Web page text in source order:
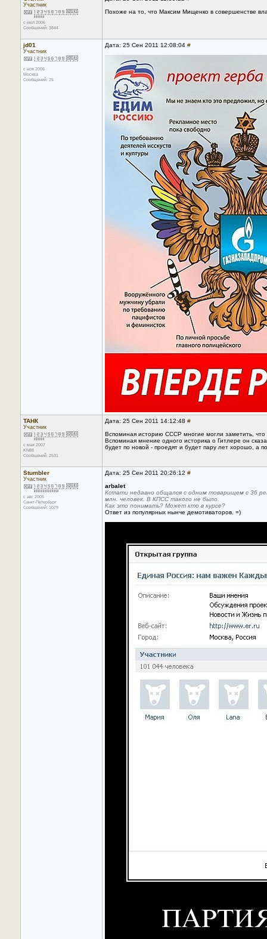
Участник
с июл 2006
Сообщений: 3844
Похоже на то, что Максим Мищенко в совершенстве
jd01
Участник
с ноя 2006
Москва
Сообщений: 25
Дата: 25 Сен 2011 12:08:04 #
ТАНК
Участник
с мая 2007
KN88
Сообщений: 2531
Дата: 25 Сен 2011 14:12:48 #
Вспоминая историю СССР многие могли заметить,
Вспоминая мнение одного историка о Гитлере он
будет по новой - проедят и будет пару лет хорошо, а
Stumbler
Участник
с авг 2005
Санкт-Петербург
Сообщений: 1079
Дата: 25 Сен 2011 20:26:12 #
arbalet
Кстати недавно общался с одним товарищем с 36
млн. человек. В КПСС такого не было.
Как это понимать? Может кто в курсе?
Ответ из популярных нынче демотиваторов. =)